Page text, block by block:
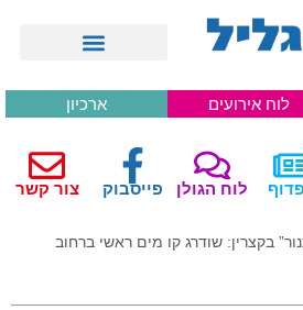
לוח אירועים ארכיון
לוח הגולן פייסבוק צור קשר
בקצרין: שודרג קו מים ראשי ברחוב